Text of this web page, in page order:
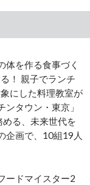
を作る食事づく
！ 親子でランチ
にした料理教室が
タウン・東京」
る、未来世代を
企画で、10組19人
ードマイスター2